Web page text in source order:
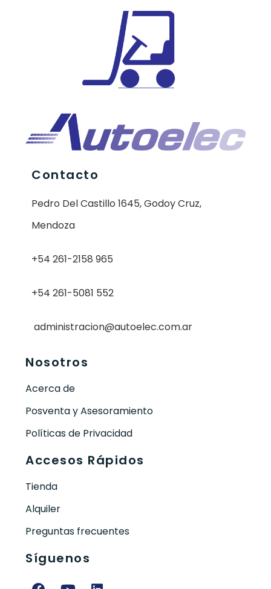
Contacto
Pedro Del Castillo 1645, Godoy Cruz,
Mendoza
+54 261-2158 965
+54 261-5081 552
administracion@autoelec.com.ar
Nosotros
Acerca de
Posventa y Asesoramiento
Políticas de Privacidad
Accesos Rápidos
Tienda
Alquiler
Preguntas frecuentes
Síguenos